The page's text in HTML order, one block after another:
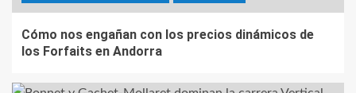
Cómo nos engañan con los precios dinámicos de
los Forfaits en Andorra